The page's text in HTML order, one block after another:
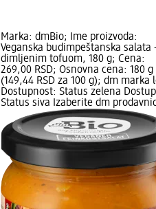
Marka: dmBio; Ime proizvoda:
Veganska budimpeštanska salata
dimljenim tofuom, 180 g; Cena:
269,00 RSD; Osnovna cena: 180 g
(149,44 RSD za 100 g); dm marka
Dostupnost: Status zelena
Status siva Izaberite dm